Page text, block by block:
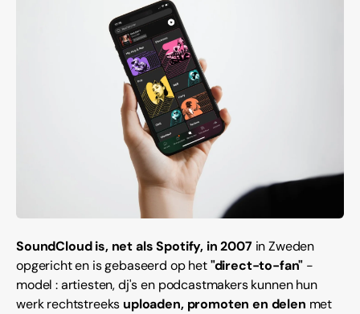
SoundCloud is, net als Spotify, in 2007in Zweden
opgericht en is gebaseerd op het"direct-to-fan" -
model: artiesten, dj's en podcastmakers kunnen hun
werk rechtstreeks uploaden, promoten en delen met